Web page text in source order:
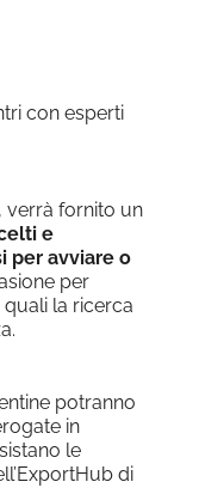
con esperti
verrà fornito un
e
per avviare o
per
la ricerca
potranno
in
le
di